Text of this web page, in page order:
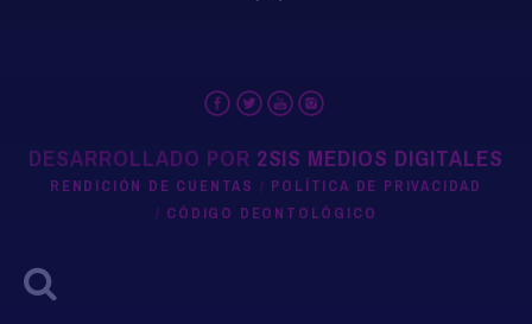
DESARROLLADO POR 2SIS MEDIOS DIGITALES
RENDICIÓN DE CUENTAS
POLÍTICA DE PRIVACIDAD
CÓDIGO DEONTOLÓGICO